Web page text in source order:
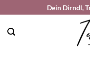
springen
Dein Dirndl,